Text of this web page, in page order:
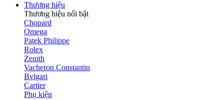
Thương hiệu
Thương hiệu nổi bật
Chopard
Omega
Patek Philippe
Rolex
Zenith
Vacheron Constantin
Bvlgari
Cartier
Phụ kiện